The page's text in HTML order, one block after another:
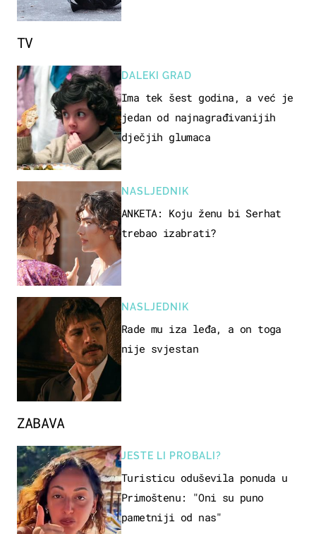
ZABAVA
JESTE LI PROBALI?
Turisticu oduševila ponuda u
Primoštenu: "Oni su puno
pametniji od nas"
TV
DALEKI GRAD
Ima tek šest godina, a već je
jedan od najnagrađivanijih
dječjih glumaca
NASLJEDNIK
ANKETA: Koju ženu bi Serhat
trebao izabrati?
NASLJEDNIK
Rade mu iza leđa, a on toga
nije svjestan